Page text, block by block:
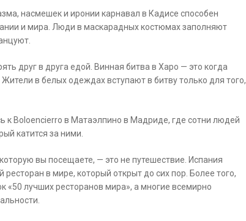
насмешек и иронии карнавал в Кадисе способен
и мира. Люди в маскарадных костюмах заполняют
друг в друга едой. Винная битва в Харо — это когда
в белых одеждах вступают в битву только для того,
к Boloencierro в Матаэлпино в Мадриде, где сотни людей
катится за ними.
вы посещаете, — это не путешествие. Испания
ресторан в мире, который открыт до сих пор. Более того,
«50 лучших ресторанов мира», а многие всемирно